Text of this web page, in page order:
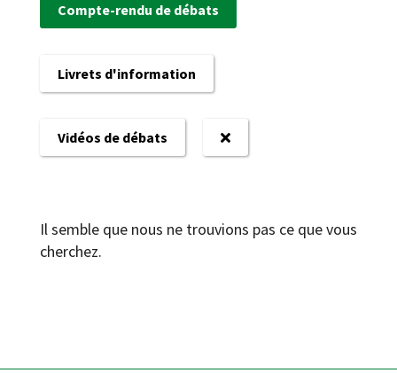
Compte-rendu de débats
Livrets d'information
Vidéos de débats
Il semble que nous ne trouvions pas ce que vous
cherchez.